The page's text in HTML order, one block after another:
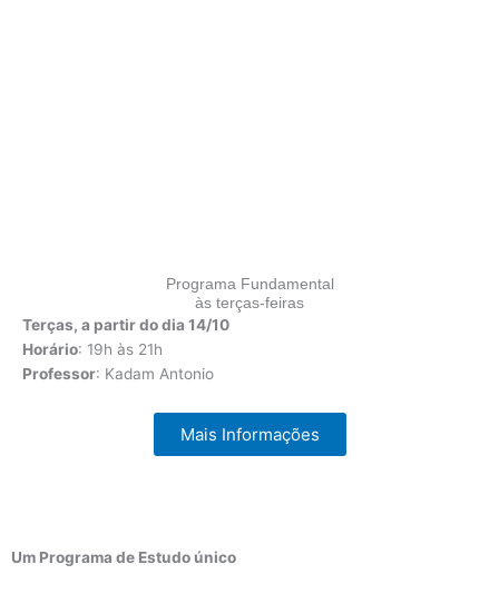
Programa Fundamental
às terças-feiras
Terças, a partir do dia 14/10
Horário: 19h às 21h
Professor: Kadam Antonio
Mais Informações
Um Programa de Estudo único